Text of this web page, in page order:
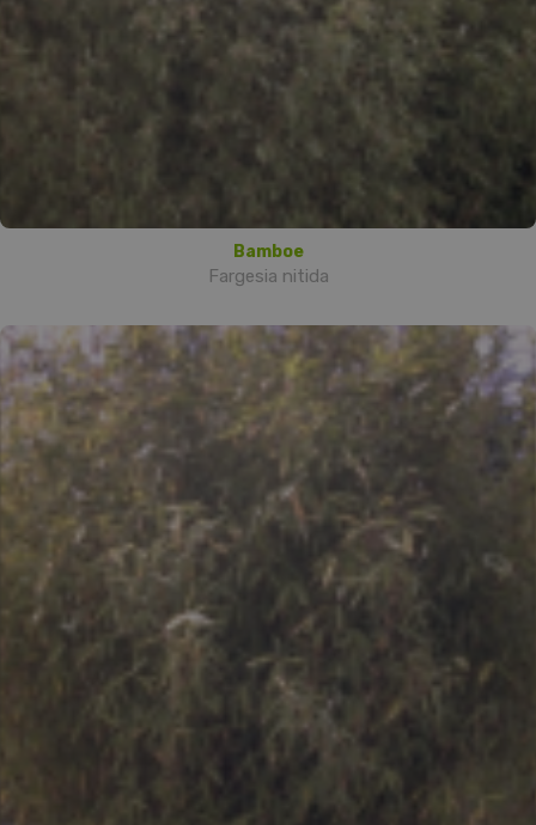
Bamboe
Fargesia nitida